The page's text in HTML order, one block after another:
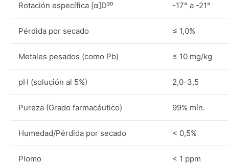
Rotación específica [α]D²⁰ -17° a -21°
Pérdida por secado ≤ 1,0%
Metales pesados (como Pb) ≤ 10 mg/kg
pH (solución al 5%) 2,0-3,5
Pureza (Grado farmacéutico) 99% mín.
Humedad/Pérdida por secado < 0,5%
Plomo < 1 ppm